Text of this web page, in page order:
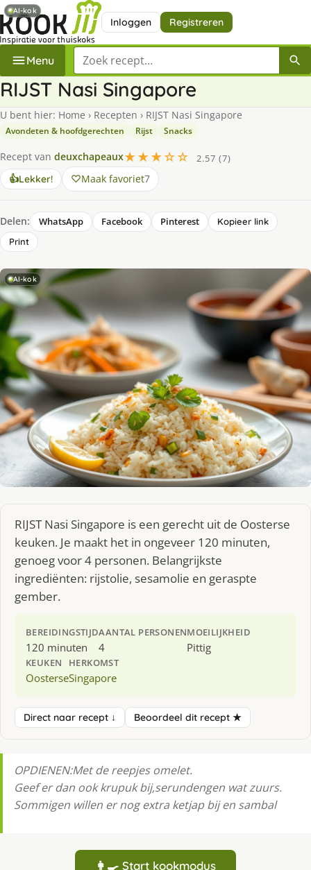
Inloggen Registreren
Menu Zoek een recept
RIJST Nasi Singapore
U bent hier: Home › Recepten › RIJST Nasi Singapore
Avondeten & hoofdgerechten Rijst Snacks
Recept van deuxchapeaux★★★☆☆
2.57 (7)
👍Lekker! Maak favoriet7
Delen: WhatsApp Facebook Pinterest
Kopieer link
Print
AI-kok
RIJST Nasi Singapore is een gerecht uit de Oosterse
keuken. Je maakt het in ongeveer 120 minuten,
genoeg voor 4 personen. Belangrijkste
ingrediënten: rijstolie, sesamolie en geraspte
gember.
BEREIDINGSTIJD
120 minuten
AANTAL PERSONEN
4
MOEILIJKHEID
Pittig
KEUKEN
Oosterse
HERKOMST
Singapore
Direct naar recept ↓ Beoordeel dit recept ★
OPDIENEN:Met de reepjes omelet.
Geef er dan ook krupuk bij,serundengen wat zuurs.
Sommigen willen er nog extra ketjap bij en sambal
👩‍🍳 Start kookmodus
AI-kok